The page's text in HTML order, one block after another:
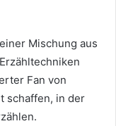
Mischung aus
Fan von
schaffen, in der